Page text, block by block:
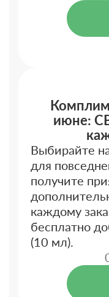
июне:
Выбирайте
для
получите
каждому
бесплатно
(10 мл).